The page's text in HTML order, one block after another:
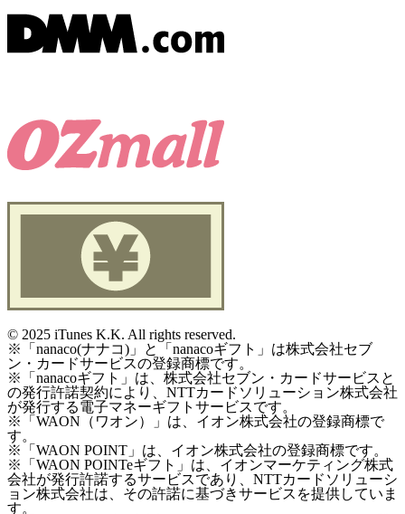
© 2025 iTunes K.K. All rights reserved.
※「nanaco(ナナコ)」と「nanacoギフト」は株式会社セブ
ン・カードサービスの登録商標です。
※「nanacoギフト」は、株式会社セブン・カードサービスと
の発行許諾契約により、NTTカードソリューション株式会社
が発行する電子マネーギフトサービスです。
※「WAON（ワオン）」は、イオン株式会社の登録商標で
す。
※「WAON POINT」は、イオン株式会社の登録商標です。
※「WAON POINTeギフト」は、イオンマーケティング株式
会社が発行許諾するサービスであり、NTTカードソリューシ
ョン株式会社は、その許諾に基づきサービスを提供していま
す。